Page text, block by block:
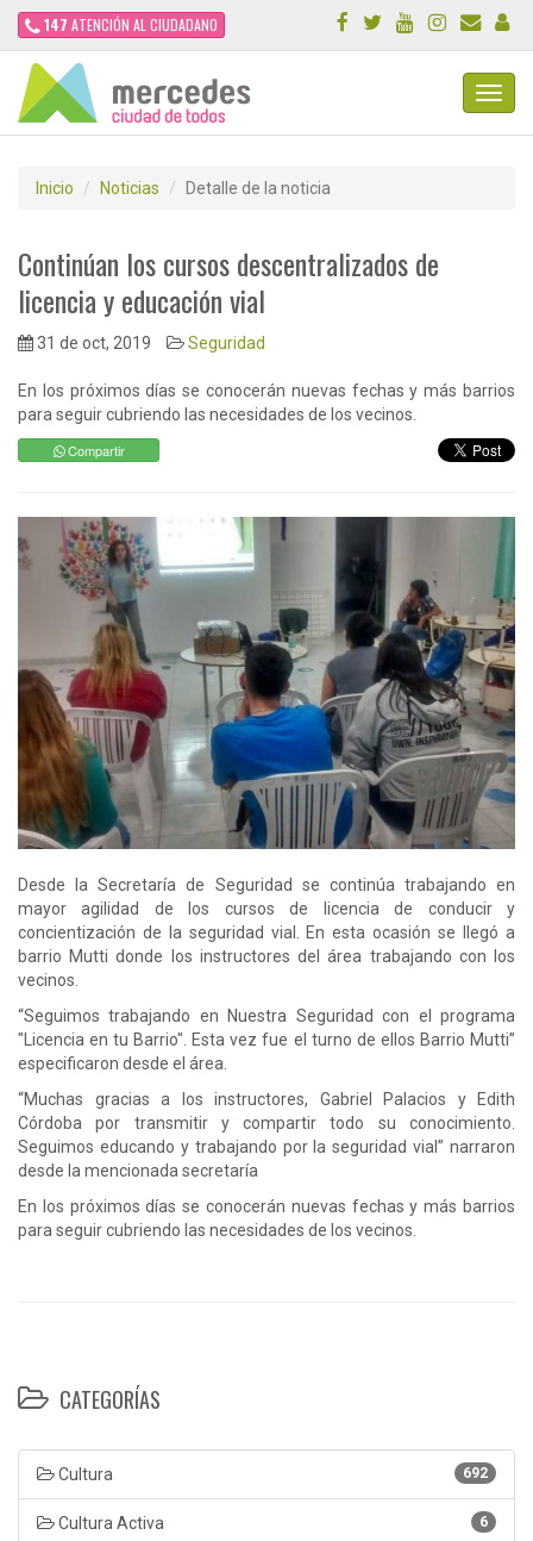
147 ATENCIÓN AL CIUDADANO
Inicio Noticias Detalle de la noticia
Continúan los cursos descentralizados de
licencia y educación vial
31 de oct, 2019 Seguridad
En los próximos días se conocerán nuevas fechas y más barrios
para seguir cubriendo las necesidades de los vecinos.
Compartir
Desde la Secretaría de Seguridad se continúa trabajando en
mayor agilidad de los cursos de licencia de conducir y
concientización de la seguridad vial. En esta ocasión se llegó a
barrio Mutti donde los instructores del área trabajando con los
vecinos.
“Seguimos trabajando en Nuestra Seguridad con el programa
"Licencia en tu Barrio". Esta vez fue el turno de ellos Barrio Mutti”
especificaron desde el área.
“Muchas gracias a los instructores, Gabriel Palacios y Edith
Córdoba por transmitir y compartir todo su conocimiento.
Seguimos educando y trabajando por la seguridad vial” narraron
desde la mencionada secretaría
En los próximos días se conocerán nuevas fechas y más barrios
para seguir cubriendo las necesidades de los vecinos.
CATEGORÍAS
692
Cultura
6
Cultura Activa